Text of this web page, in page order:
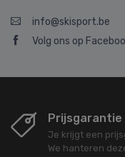
info@skisport.be
Volg ons op
Prijsgarantie
Je krijgt een
We hanteren